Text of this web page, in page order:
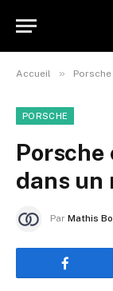
Accueil » Porsche
PORSCHE
dans un
Par Mathis